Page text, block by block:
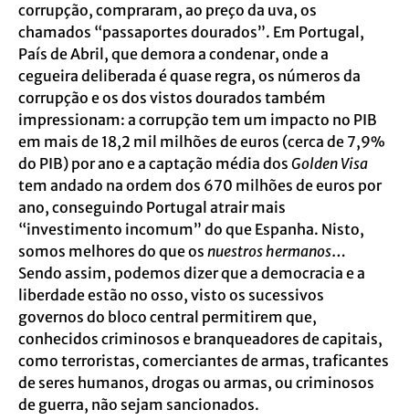
corrupção, compraram, ao preço da uva, os
chamados “passaportes dourados”. Em Portugal,
País de Abril, que demora a condenar, onde a
cegueira deliberada é quase regra, os números da
corrupção e os dos vistos dourados também
impressionam: a corrupção tem um impacto no PIB
em mais de 18,2 mil milhões de euros (cerca de 7,9%
do PIB) por ano e a captação média dos Golden Visa
tem andado na ordem dos 670 milhões de euros por
ano, conseguindo Portugal atrair mais
“investimento incomum” do que Espanha. Nisto,
somos melhores do que os nuestros hermanos…
Sendo assim, podemos dizer que a democracia e a
liberdade estão no osso, visto os sucessivos
governos do bloco central permitirem que,
conhecidos criminosos e branqueadores de capitais,
como terroristas, comerciantes de armas, traficantes
de seres humanos, drogas ou armas, ou criminosos
de guerra, não sejam sancionados.